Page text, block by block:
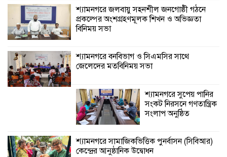
শ্যামনগরে জলবায়ু সহনশীল জনগোষ্ঠী গঠনে
প্রকল্পের অংশগ্রহণমূলক শিখন ও অভিজ্ঞতা
বিনিময় সভা
শ্যামনগরে বনবিভাগ ও সিএমসির সাথে
জেলেদের মতবিনিময় সভা
শ্যামনগরে সুপেয় পানির
সংকট নিরসনে গণতান্ত্রিক
সংলাপ অনুষ্ঠিত
শ্যামনগরে সামাজিকভিত্তিক পুনর্বাসন (সিবিআর)
কেন্দ্রের আনুষ্ঠানিক উদ্বোধন